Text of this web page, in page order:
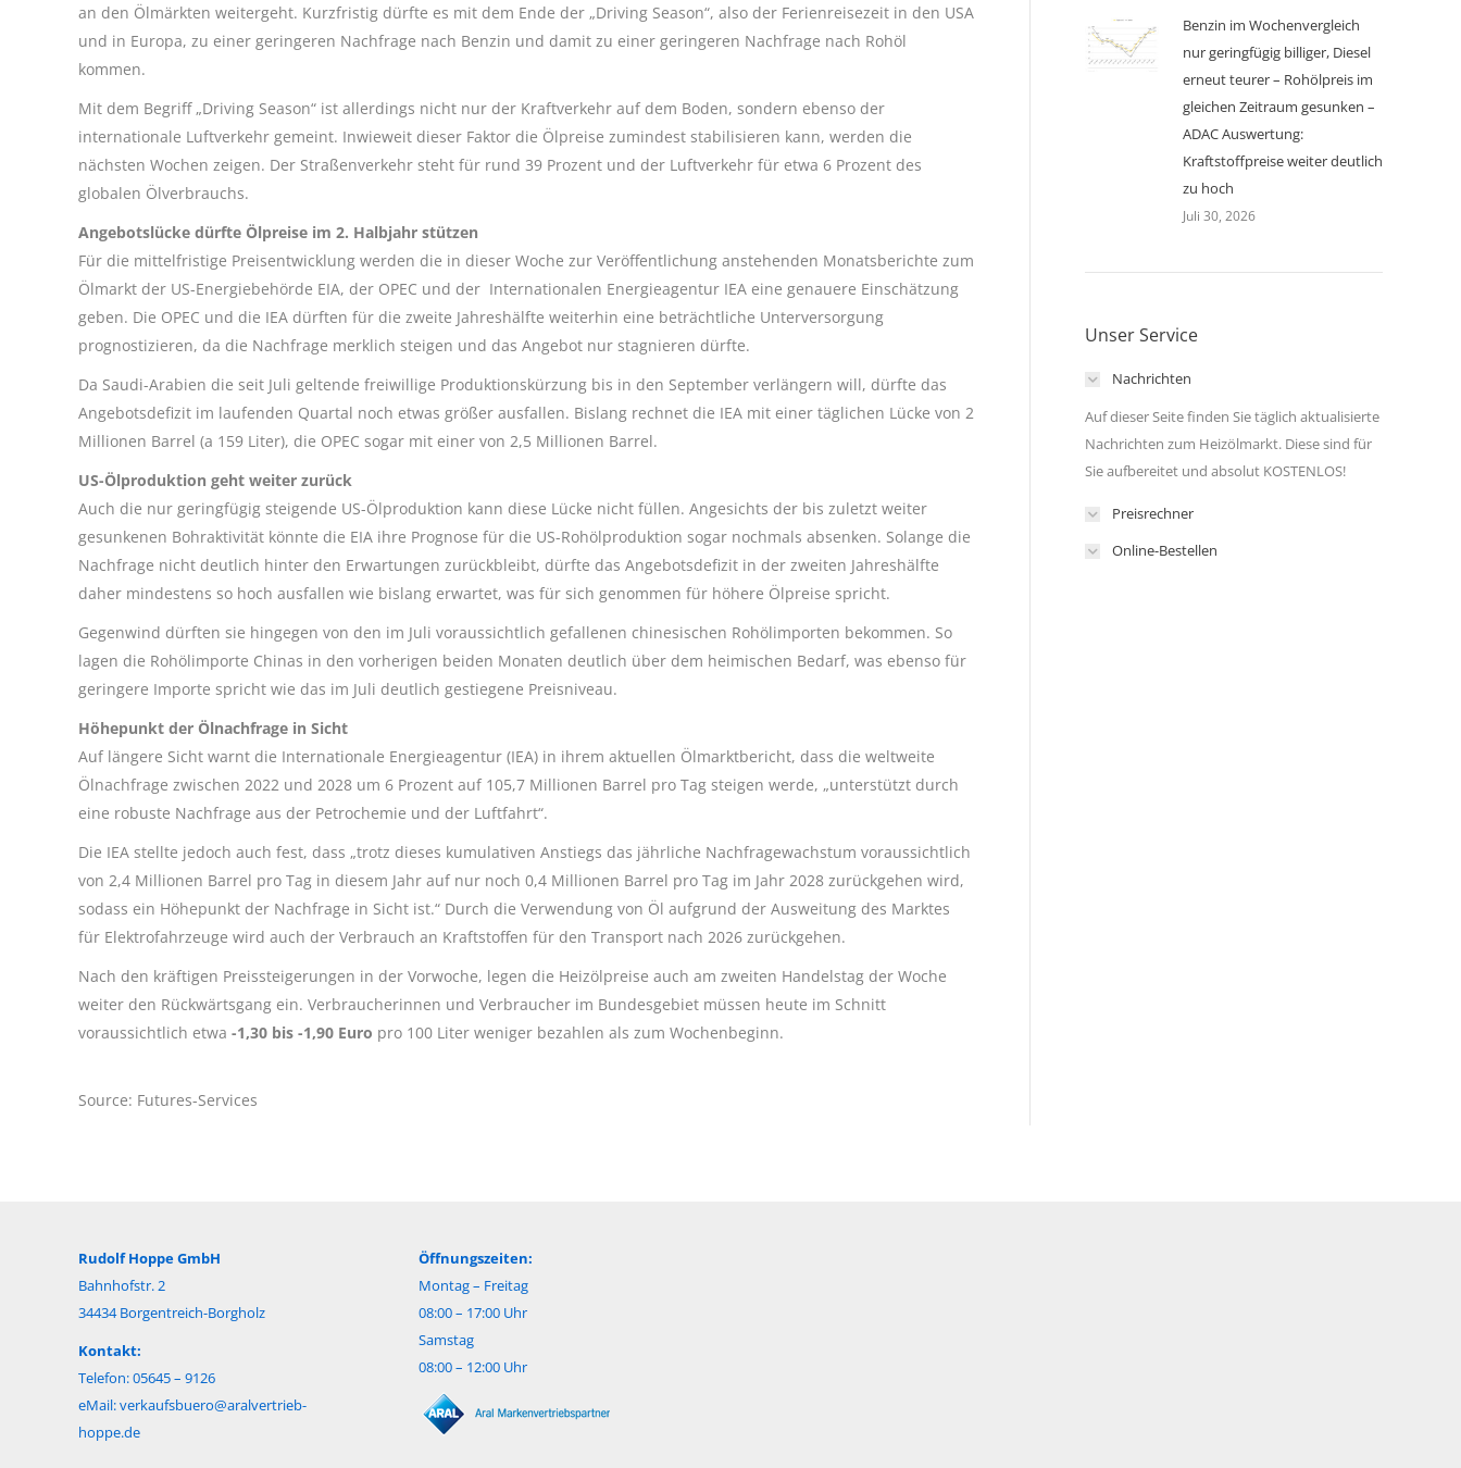
an den Ölmärkten weitergeht. Kurzfristig dürfte es mit dem Ende der „Driving Season“, also der Ferienreisezeit in den USA
und in Europa, zu einer geringeren Nachfrage nach Benzin und damit zu einer geringeren Nachfrage nach Rohöl
kommen.
Mit dem Begriff „Driving Season“ ist allerdings nicht nur der Kraftverkehr auf dem Boden, sondern ebenso der
internationale Luftverkehr gemeint. Inwieweit dieser Faktor die Ölpreise zumindest stabilisieren kann, werden die
nächsten Wochen zeigen. Der Straßenverkehr steht für rund 39 Prozent und der Luftverkehr für etwa 6 Prozent des
globalen Ölverbrauchs.
Angebotslücke dürfte Ölpreise im 2. Halbjahr stützen
Für die mittelfristige Preisentwicklung werden die in dieser Woche zur Veröffentlichung anstehenden Monatsberichte zum
Ölmarkt der US-Energiebehörde EIA, der OPEC und der Internationalen Energieagentur IEA eine genauere Einschätzung
geben. Die OPEC und die IEA dürften für die zweite Jahreshälfte weiterhin eine beträchtliche Unterversorgung
prognostizieren, da die Nachfrage merklich steigen und das Angebot nur stagnieren dürfte.
Da Saudi-Arabien die seit Juli geltende freiwillige Produktionskürzung bis in den September verlängern will, dürfte das
Angebotsdefizit im laufenden Quartal noch etwas größer ausfallen. Bislang rechnet die IEA mit einer täglichen Lücke von 2
Millionen Barrel (a 159 Liter), die OPEC sogar mit einer von 2,5 Millionen Barrel.
US-Ölproduktion geht weiter zurück
Auch die nur geringfügig steigende US-Ölproduktion kann diese Lücke nicht füllen. Angesichts der bis zuletzt weiter
gesunkenen Bohraktivität könnte die EIA ihre Prognose für die US-Rohölproduktion sogar nochmals absenken. Solange die
Nachfrage nicht deutlich hinter den Erwartungen zurückbleibt, dürfte das Angebotsdefizit in der zweiten Jahreshälfte
daher mindestens so hoch ausfallen wie bislang erwartet, was für sich genommen für höhere Ölpreise spricht.
Gegenwind dürften sie hingegen von den im Juli voraussichtlich gefallenen chinesischen Rohölimporten bekommen. So
lagen die Rohölimporte Chinas in den vorherigen beiden Monaten deutlich über dem heimischen Bedarf, was ebenso für
geringere Importe spricht wie das im Juli deutlich gestiegene Preisniveau.
Höhepunkt der Ölnachfrage in Sicht
Auf längere Sicht warnt die Internationale Energieagentur (IEA) in ihrem aktuellen Ölmarktbericht, dass die weltweite
Ölnachfrage zwischen 2022 und 2028 um 6 Prozent auf 105,7 Millionen Barrel pro Tag steigen werde, „unterstützt durch
eine robuste Nachfrage aus der Petrochemie und der Luftfahrt“.
Die IEA stellte jedoch auch fest, dass „trotz dieses kumulativen Anstiegs das jährliche Nachfragewachstum voraussichtlich
von 2,4 Millionen Barrel pro Tag in diesem Jahr auf nur noch 0,4 Millionen Barrel pro Tag im Jahr 2028 zurückgehen wird,
sodass ein Höhepunkt der Nachfrage in Sicht ist.“ Durch die Verwendung von Öl aufgrund der Ausweitung des Marktes
für Elektrofahrzeuge wird auch der Verbrauch an Kraftstoffen für den Transport nach 2026 zurückgehen.
Nach den kräftigen Preissteigerungen in der Vorwoche, legen die Heizölpreise auch am zweiten Handelstag der Woche
weiter den Rückwärtsgang ein. Verbraucherinnen und Verbraucher im Bundesgebiet müssen heute im Schnitt
voraussichtlich etwa -1,30 bis -1,90 Euro pro 100 Liter weniger bezahlen als zum Wochenbeginn.
Source: Futures-Services
Benzin im Wochenvergleich
nur geringfügig billiger, Diesel
erneut teurer – Rohölpreis im
gleichen Zeitraum gesunken –
ADAC Auswertung:
Kraftstoffpreise weiter deutlich
zu hoch
Juli 30, 2026
Unser Service
Nachrichten
Auf dieser Seite finden Sie täglich aktualisierte
Nachrichten zum Heizölmarkt. Diese sind für
Sie aufbereitet und absolut KOSTENLOS!
Preisrechner
Online-Bestellen
Rudolf Hoppe GmbH
Bahnhofstr. 2
34434 Borgentreich-Borgholz
Kontakt:
Telefon: 05645 – 9126
eMail:verkaufsbuero@aralvertrieb-
hoppe.de
Öffnungszeiten:
Montag – Freitag
08:00 – 17:00 Uhr
Samstag
08:00 – 12:00 Uhr